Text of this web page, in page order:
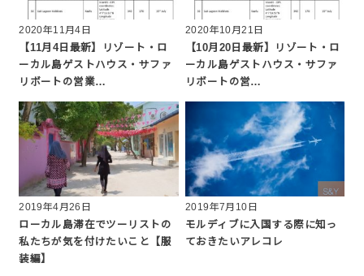
2020年11月4日
【11月4日最新】リゾート・ロ
ーカル島ゲストハウス・サファ
リボートの営業…
2020年10月21日
【10月20日最新】リゾート・ロ
ーカル島ゲストハウス・サファ
リボートの営…
2019年4月26日
ローカル島滞在でツーリストの
私たちが気を付けたいこと【服
装編】
2019年7月10日
モルディブに入国する際に知っ
ておきたいアレコレ